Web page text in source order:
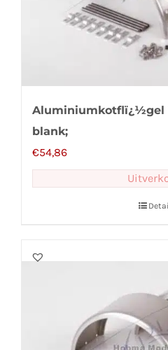
Aluminiumkotflï¿½gel
blank;
€54,86